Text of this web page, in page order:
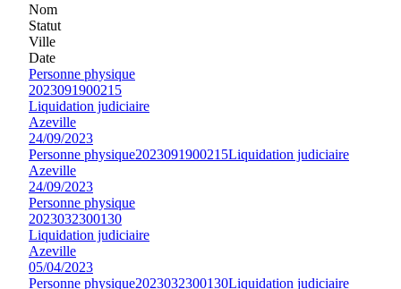
Nom
Statut
Ville
Date
Personne physique
2023091900215
Liquidation judiciaire
Azeville
24/09/2023
Personne physique2023091900215Liquidation judiciaire
Azeville
24/09/2023
Personne physique
2023032300130
Liquidation judiciaire
Azeville
05/04/2023
Personne physique2023032300130Liquidation judiciaire